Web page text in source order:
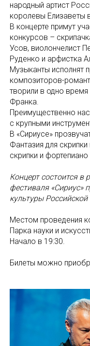
народный артист
королевы Елизаветы
В концерте примут
конкурсов –
Усов, виолончелист
Руденко и арфистка
Музыканты исполнят
композиторов-
творили в одно
Франка.
Преимущественно
с крупными
В «Сириусе»
Фантазия для
скрипки и
Концерт состоится
фестиваля «Сириус»
культуры
Местом проведения
Парка науки и
Начало в 19:30.
Билеты можно